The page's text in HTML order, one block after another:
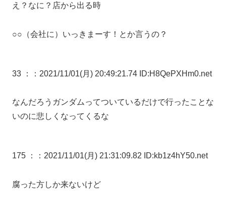
え？なに？店から出る時
○○（会社に）いっきまーす！とか言うの？
33 ： ：2021/11/01(月) 20:49:21.74 ID:H8QePXHm0.net
なんだろうガンダムってついているだけで行ったことな
いのに悲しくなってくるな
175 ： ：2021/11/01(月) 21:31:09.82 ID:kb1z4hY50.net
腐った方しか来ないけど